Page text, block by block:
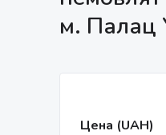
м. Палац
Цена (UAH)